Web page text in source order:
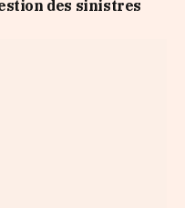
des sinistres